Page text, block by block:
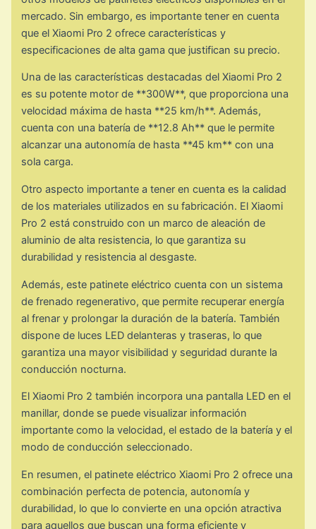
mercado. Sin embargo, es importante tener en cuenta
que el Xiaomi Pro 2 ofrece características y
especificaciones de alta gama que justifican su precio.
Una de las características destacadas del Xiaomi Pro 2
es su potente motor de **300W**, que proporciona una
velocidad máxima de hasta **25 km/h**. Además,
cuenta con una batería de **12.8 Ah** que le permite
alcanzar una autonomía de hasta **45 km** con una
sola carga.
Otro aspecto importante a tener en cuenta es la calidad
de los materiales utilizados en su fabricación. El Xiaomi
Pro 2 está construido con un marco de aleación de
aluminio de alta resistencia, lo que garantiza su
durabilidad y resistencia al desgaste.
Además, este patinete eléctrico cuenta con un sistema
de frenado regenerativo, que permite recuperar energía
al frenar y prolongar la duración de la batería. También
dispone de luces LED delanteras y traseras, lo que
garantiza una mayor visibilidad y seguridad durante la
conducción nocturna.
El Xiaomi Pro 2 también incorpora una pantalla LED en el
manillar, donde se puede visualizar información
importante como la velocidad, el estado de la batería y el
modo de conducción seleccionado.
En resumen, el patinete eléctrico Xiaomi Pro 2 ofrece una
combinación perfecta de potencia, autonomía y
durabilidad, lo que lo convierte en una opción atractiva
para aquellos que buscan una forma eficiente y